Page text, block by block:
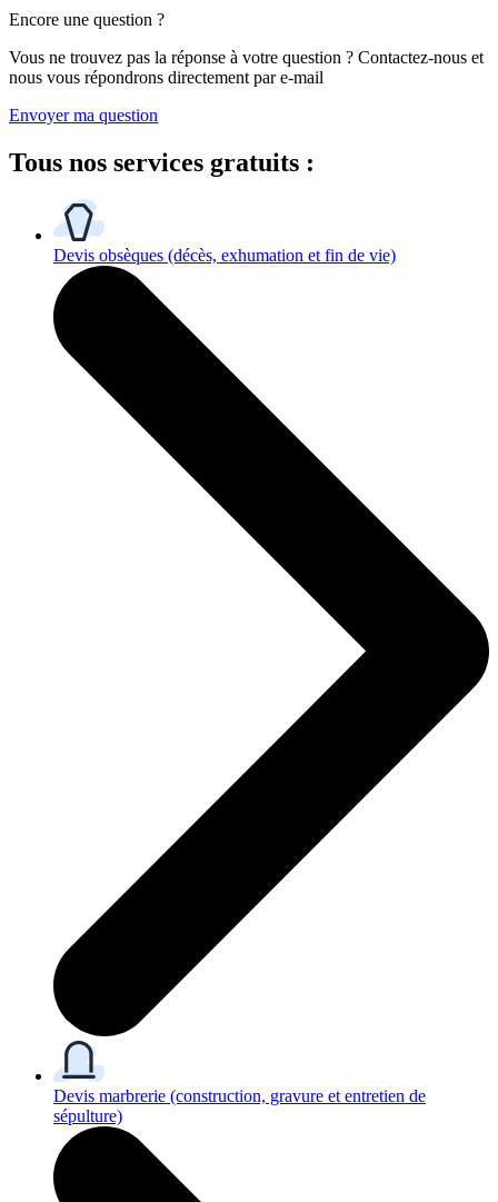
Encore une question ?
Vous ne trouvez pas la réponse à votre question ? Contactez-nous et
nous vous répondrons directement par e-mail
Envoyer ma question
Tous nos services gratuits :
Devis obsèques (décès, exhumation et fin de vie)
Devis marbrerie (construction, gravure et entretien de
sépulture)